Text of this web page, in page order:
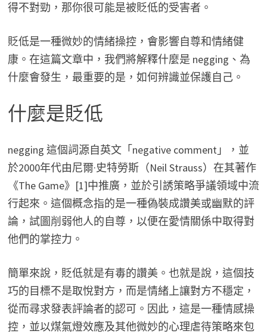
得不對勁，那你很可能是被貶低的受害者。
貶低是一種微妙的情緒操控，會影響自尊和情緒健
康。在這篇文章中，我們將解釋什麼是 negging、為
什麼會發生，最重要的是，如何辨識並保護自己。
什麼是貶低
negging 這個詞源自英文「negative comment」，並
於2000年代由尼爾·史特勞斯（Neil Strauss）在其著作
《The Game》[1]中推廣，並於引誘策略爭議領域中流
行起來。這個概念指的是一種偽裝成讚美或幽默的評
論，試圖削弱他人的自尊，以便在愛情關係中取得對
他們的掌控力。
簡單來說，貶低就是有毒的讚美。也就是說，這個技
巧的目標不是取悅對方，而是情緒上讓對方不穩定，
從而尋求發表評論者的認可。因此，這是一種情感操
控，並以煤氣燈效應及其他微妙的心理虐待策略來包